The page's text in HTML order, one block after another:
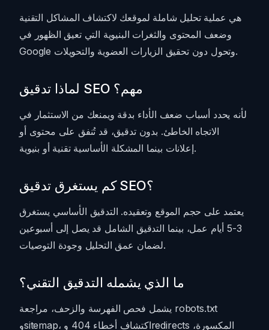
هي عملية تحليل شاملة لموقعك لاكتشاف المشاكل التقنية
وضعف المحتوى والثغرات البنيوية التي تعيق الظهور في
Google وتحول دون تحقيق الزيارات العضوية والتحويلات.
لماذا تدقيق SEO مهم؟
لأنه يحدد أسباب ضعف الأداء بدقة ويمنعك من الاستثمار في
الاتجاه الخاطئ. بدون تدقيق، قد تُنفق على محتوى أو
إعلانات بينما المشكلة الأساسية تقنية أو بنيوية.
كم يستغرق تدقيق SEO؟
يعتمد على حجم الموقع وتعقيده. التدقيق الأساسي يستغرق
3-5 أيام عمل، بينما التدقيق الشامل قد يصل إلى أسبوعين
لضمان عمق التحليل وجودة التوصيات.
ما الذي يشمله التدقيق التقني؟
يشمل فحص الفهرسة والزحف، مراجعة robots.txt
وsitemap، اكتشاف أخطاء 404 وredirects المكسورة،